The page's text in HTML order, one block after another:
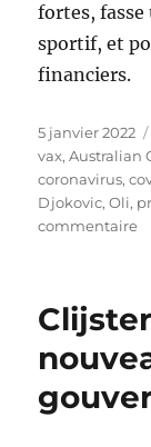
fortes,
sportif, et
financiers.
Publié
le
5 janvier 2022
vax,Australian
coronavirus,
Djokovic,Oli,
commentairesur
?